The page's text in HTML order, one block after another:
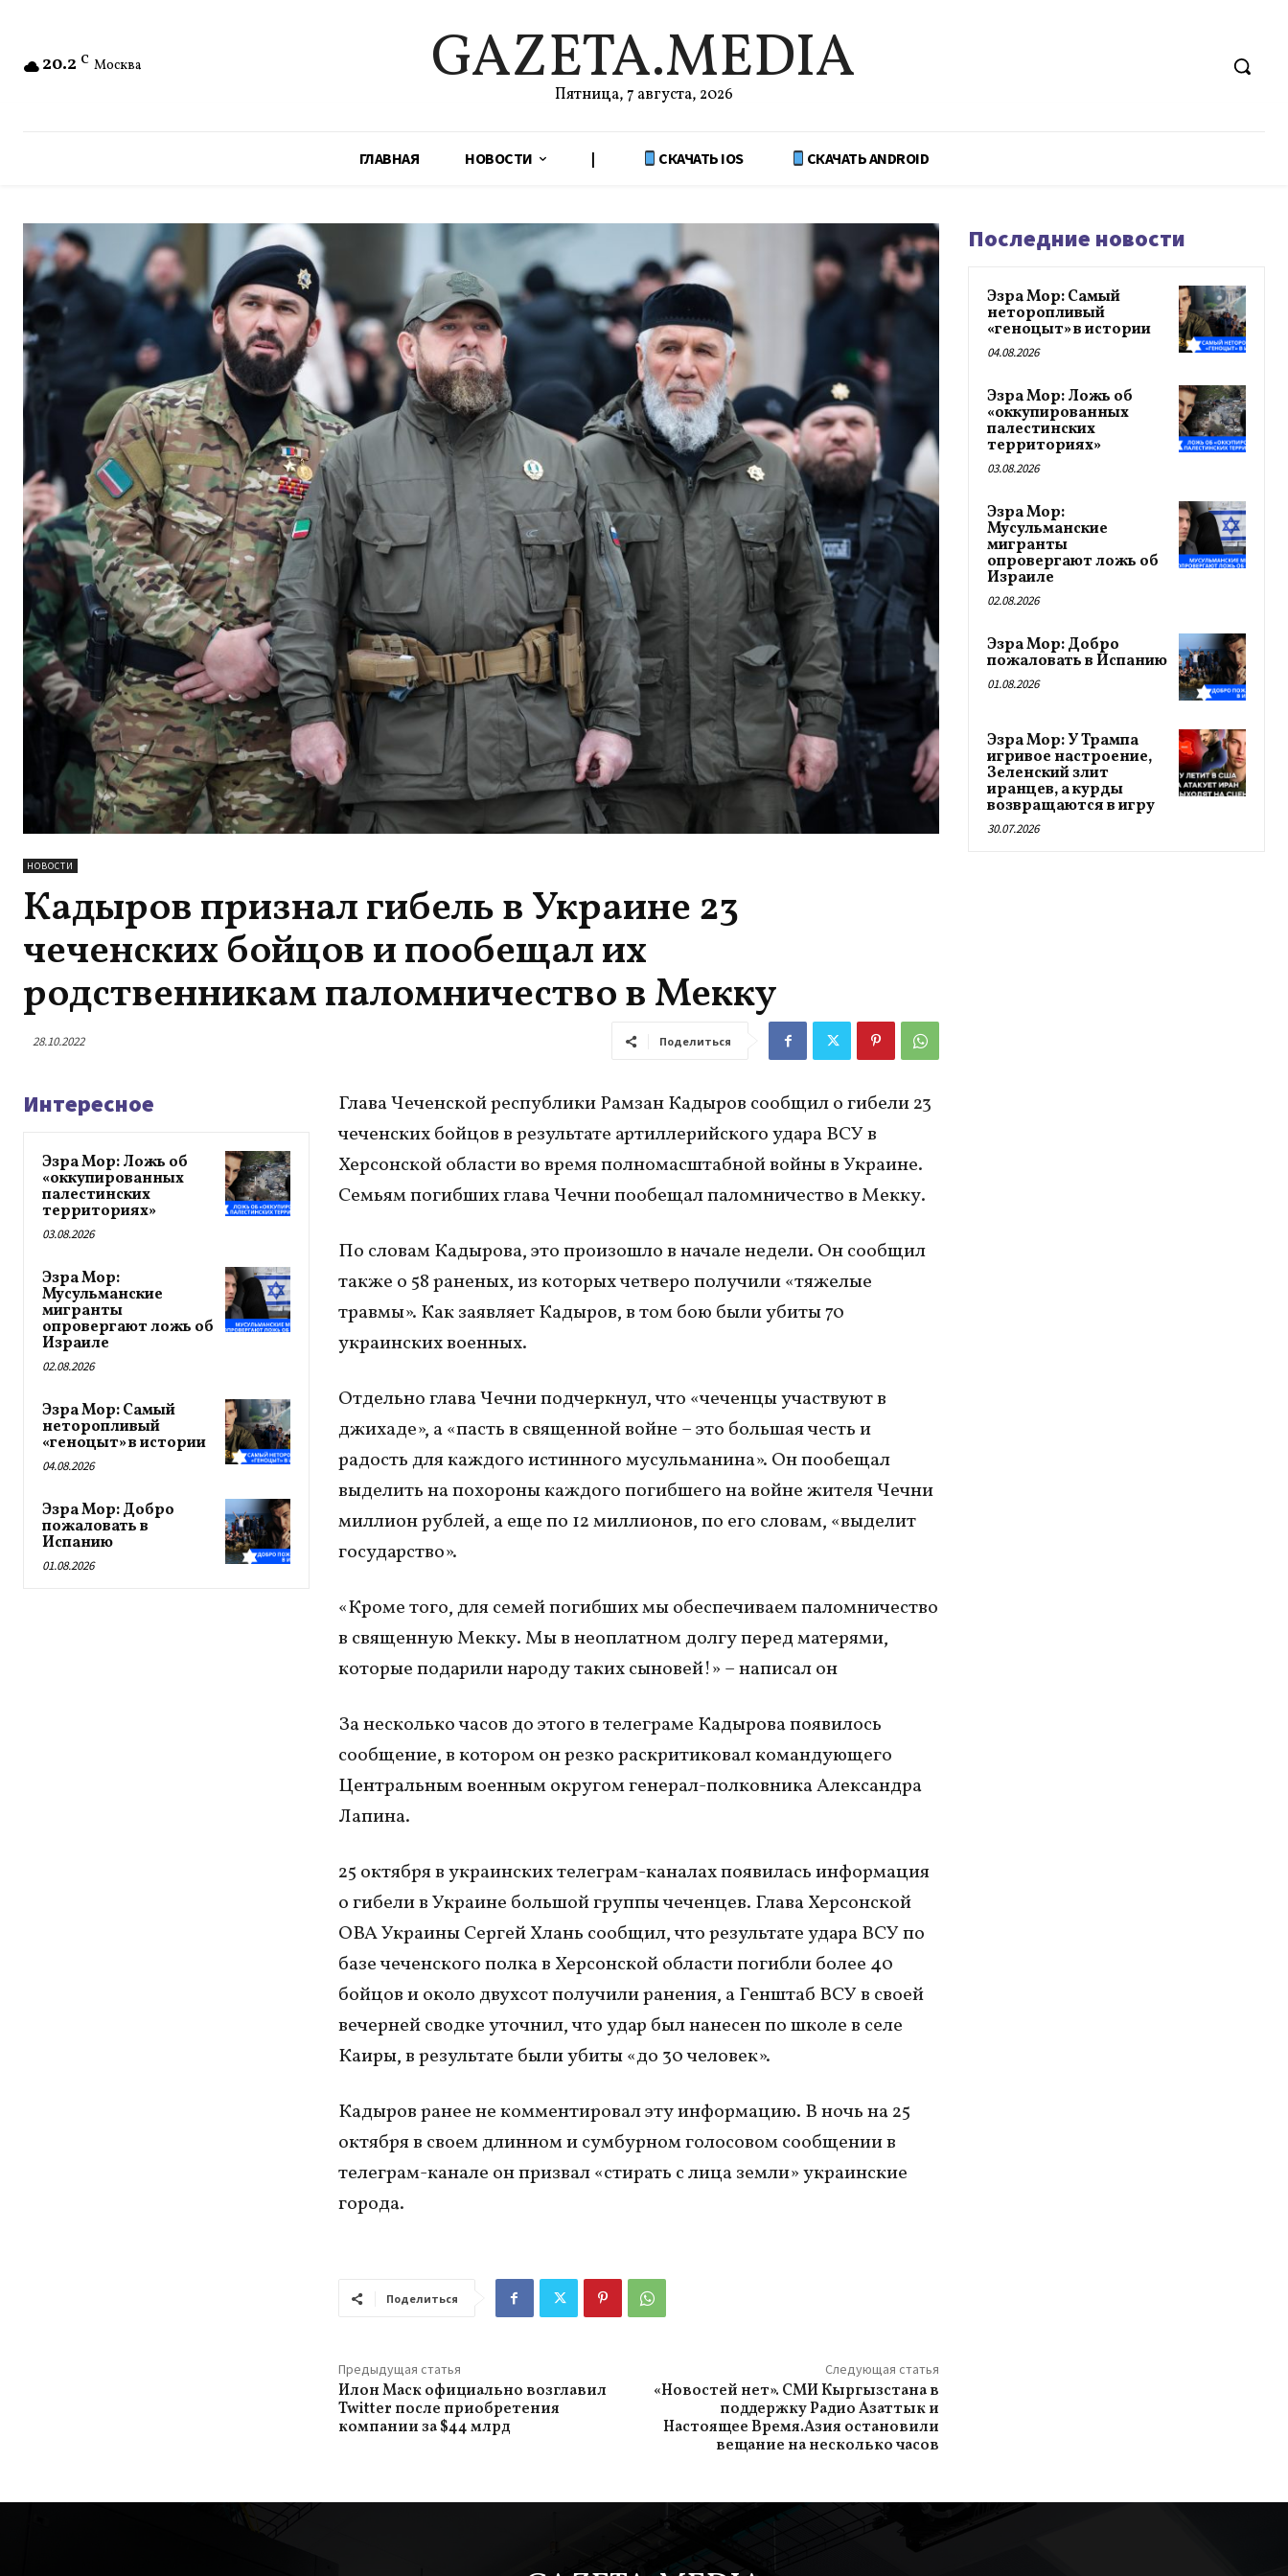
20.2 C Москва GAZETA.MEDIA
Пятница, 7 августа, 2026
ГЛАВНАЯ НОВОСТИ | СКАЧАТЬ IOS СКАЧАТЬ ANDROID
НОВОСТИ
Кадыров признал гибель в Украине 23
чеченских бойцов и пообещал их
родственникам паломничество в Мекку
28.10.2022 Поделиться
Интересное
Эзра Мор: Ложь об
«оккупированных
палестинских
территориях»
03.08.2026
Эзра Мор:
Мусульманские
мигранты
опровергают ложь об
Израиле
02.08.2026
Эзра Мор: Самый
неторопливый
«геноцыт» в истории
04.08.2026
Эзра Мор: Добро
пожаловать в
Испанию
01.08.2026
Глава Чеченской республики Рамзан Кадыров сообщил о гибели 23
чеченских бойцов в результате артиллерийского удара ВСУ в
Херсонской области во время полномасштабной войны в Украине.
Семьям погибших глава Чечни пообещал паломничество в Мекку.
По словам Кадырова, это произошло в начале недели. Он сообщил
также о 58 раненых, из которых четверо получили «тяжелые
травмы». Как заявляет Кадыров, в том бою были убиты 70
украинских военных.
Отдельно глава Чечни подчеркнул, что «чеченцы участвуют в
джихаде», а «пасть в священной войне – это большая честь и
радость для каждого истинного мусульманина». Он пообещал
выделить на похороны каждого погибшего на войне жителя Чечни
миллион рублей, а еще по 12 миллионов, по его словам, «выделит
государство».
«Кроме того, для семей погибших мы обеспечиваем паломничество
в священную Мекку. Мы в неоплатном долгу перед матерями,
которые подарили народу таких сыновей!» – написал он
За несколько часов до этого в телеграме Кадырова появилось
сообщение, в котором он резко раскритиковал командующего
Центральным военным округом генерал-полковника Александра
Лапина.
25 октября в украинских телеграм-каналах появилась информация
о гибели в Украине большой группы чеченцев. Глава Херсонской
ОВА Украины Сергей Хлань сообщил, что результате удара ВСУ по
базе чеченского полка в Херсонской области погибли более 40
бойцов и около двухсот получили ранения, а Генштаб ВСУ в своей
вечерней сводке уточнил, что удар был нанесен по школе в селе
Каиры, в результате были убиты «до 30 человек».
Кадыров ранее не комментировал эту информацию. В ночь на 25
октября в своем длинном и сумбурном голосовом сообщении в
телеграм-канале он призвал «стирать с лица земли» украинские
города.
Поделиться
Предыдущая статья
Илон Маск официально возглавил
Twitter после приобретения
компании за $44 млрд
Следующая статья
«Новостей нет». СМИ Кыргызстана в
поддержку Радио Азаттык и
Настоящее Время.Азия остановили
вещание на несколько часов
Последние новости
Эзра Мор: Самый
неторопливый
«геноцыт» в истории
04.08.2026
Эзра Мор: Ложь об
«оккупированных
палестинских
территориях»
03.08.2026
Эзра Мор:
Мусульманские
мигранты
опровергают ложь об
Израиле
02.08.2026
Эзра Мор: Добро
пожаловать в Испанию
01.08.2026
Эзра Мор: У Трампа
игривое настроение,
Зеленский злит
иранцев, а курды
возвращаются в игру
30.07.2026